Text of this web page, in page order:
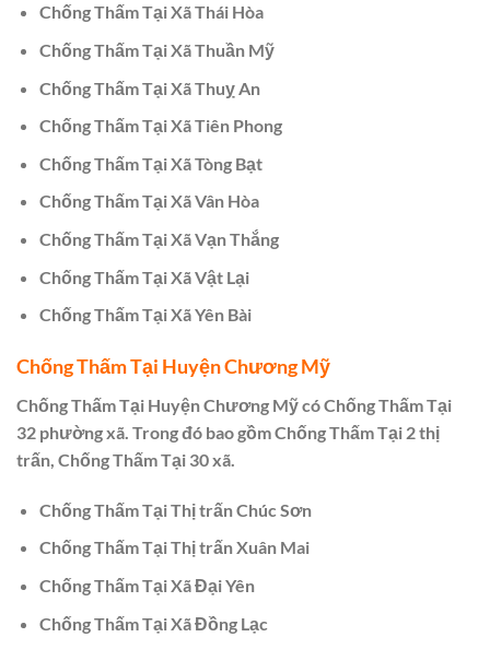
Chống Thấm Tại Xã Thái Hòa
Chống Thấm Tại Xã Thuần Mỹ
Chống Thấm Tại Xã Thuỵ An
Chống Thấm Tại Xã Tiên Phong
Chống Thấm Tại Xã Tòng Bạt
Chống Thấm Tại Xã Vân Hòa
Chống Thấm Tại Xã Vạn Thắng
Chống Thấm Tại Xã Vật Lại
Chống Thấm Tại Xã Yên Bài
Chống Thấm Tại Huyện Chương Mỹ
Chống Thấm Tại Huyện Chương Mỹ có Chống Thấm Tại
32 phường xã. Trong đó bao gồm Chống Thấm Tại 2 thị
trấn, Chống Thấm Tại 30 xã.
Chống Thấm Tại Thị trấn Chúc Sơn
Chống Thấm Tại Thị trấn Xuân Mai
Chống Thấm Tại Xã Đại Yên
Chống Thấm Tại Xã Đồng Lạc